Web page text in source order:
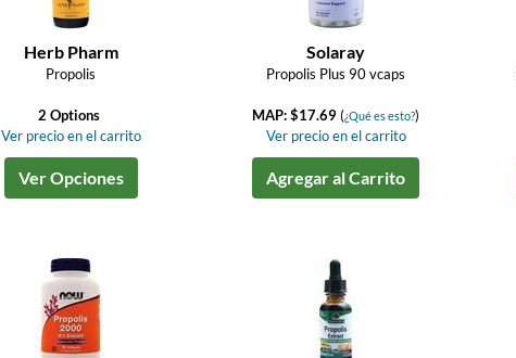
Herb Pharm
Propolis
2 Options
Ver precio en el carrito
Ver Opciones
Solaray
Propolis Plus 90 vcaps
MAP: $17.69(¿Qué es esto?)
Ver precio en el carrito
Agregar al Carrito